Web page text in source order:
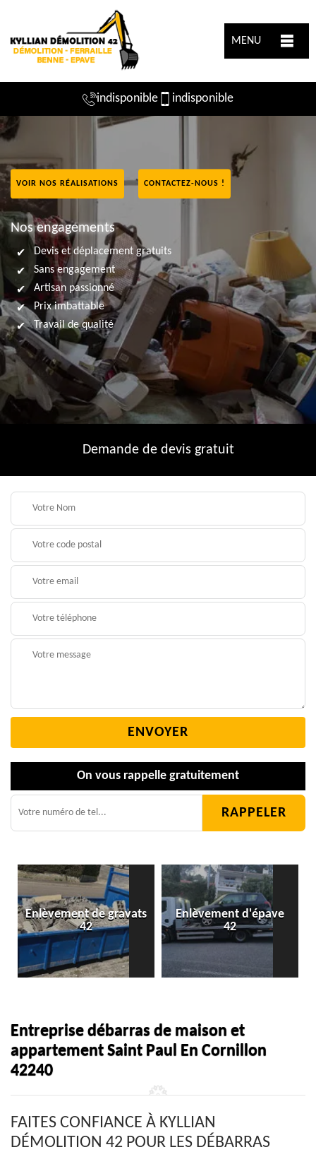
MENU
indisponible indisponible
VOIR NOS RÉALISATIONS CONTACTEZ-NOUS !
Nos engagements
Devis et déplacement gratuits
Sans engagement
Artisan passionné
Prix imbattable
Travail de qualité
Demande de devis gratuit
On vous rappelle gratuitement
Enlèvement de gravats
42
Enlèvement d'épave
42
Entreprise débarras de maison et
appartement Saint Paul En Cornillon
42240
FAITES CONFIANCE À KYLLIAN
DÉMOLITION 42 POUR LES DÉBARRAS